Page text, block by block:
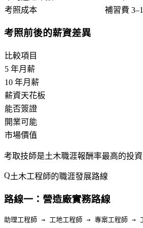
考照成本
補習費
考照前後的薪資差異
比較項目
5 年月薪
10 年月薪
薪資天花板
能否簽證
開業可能
市場價值
考取技師是土木職涯報酬率最高的投
土木工程師的職涯發展路線
路線一：營造廠實務路線